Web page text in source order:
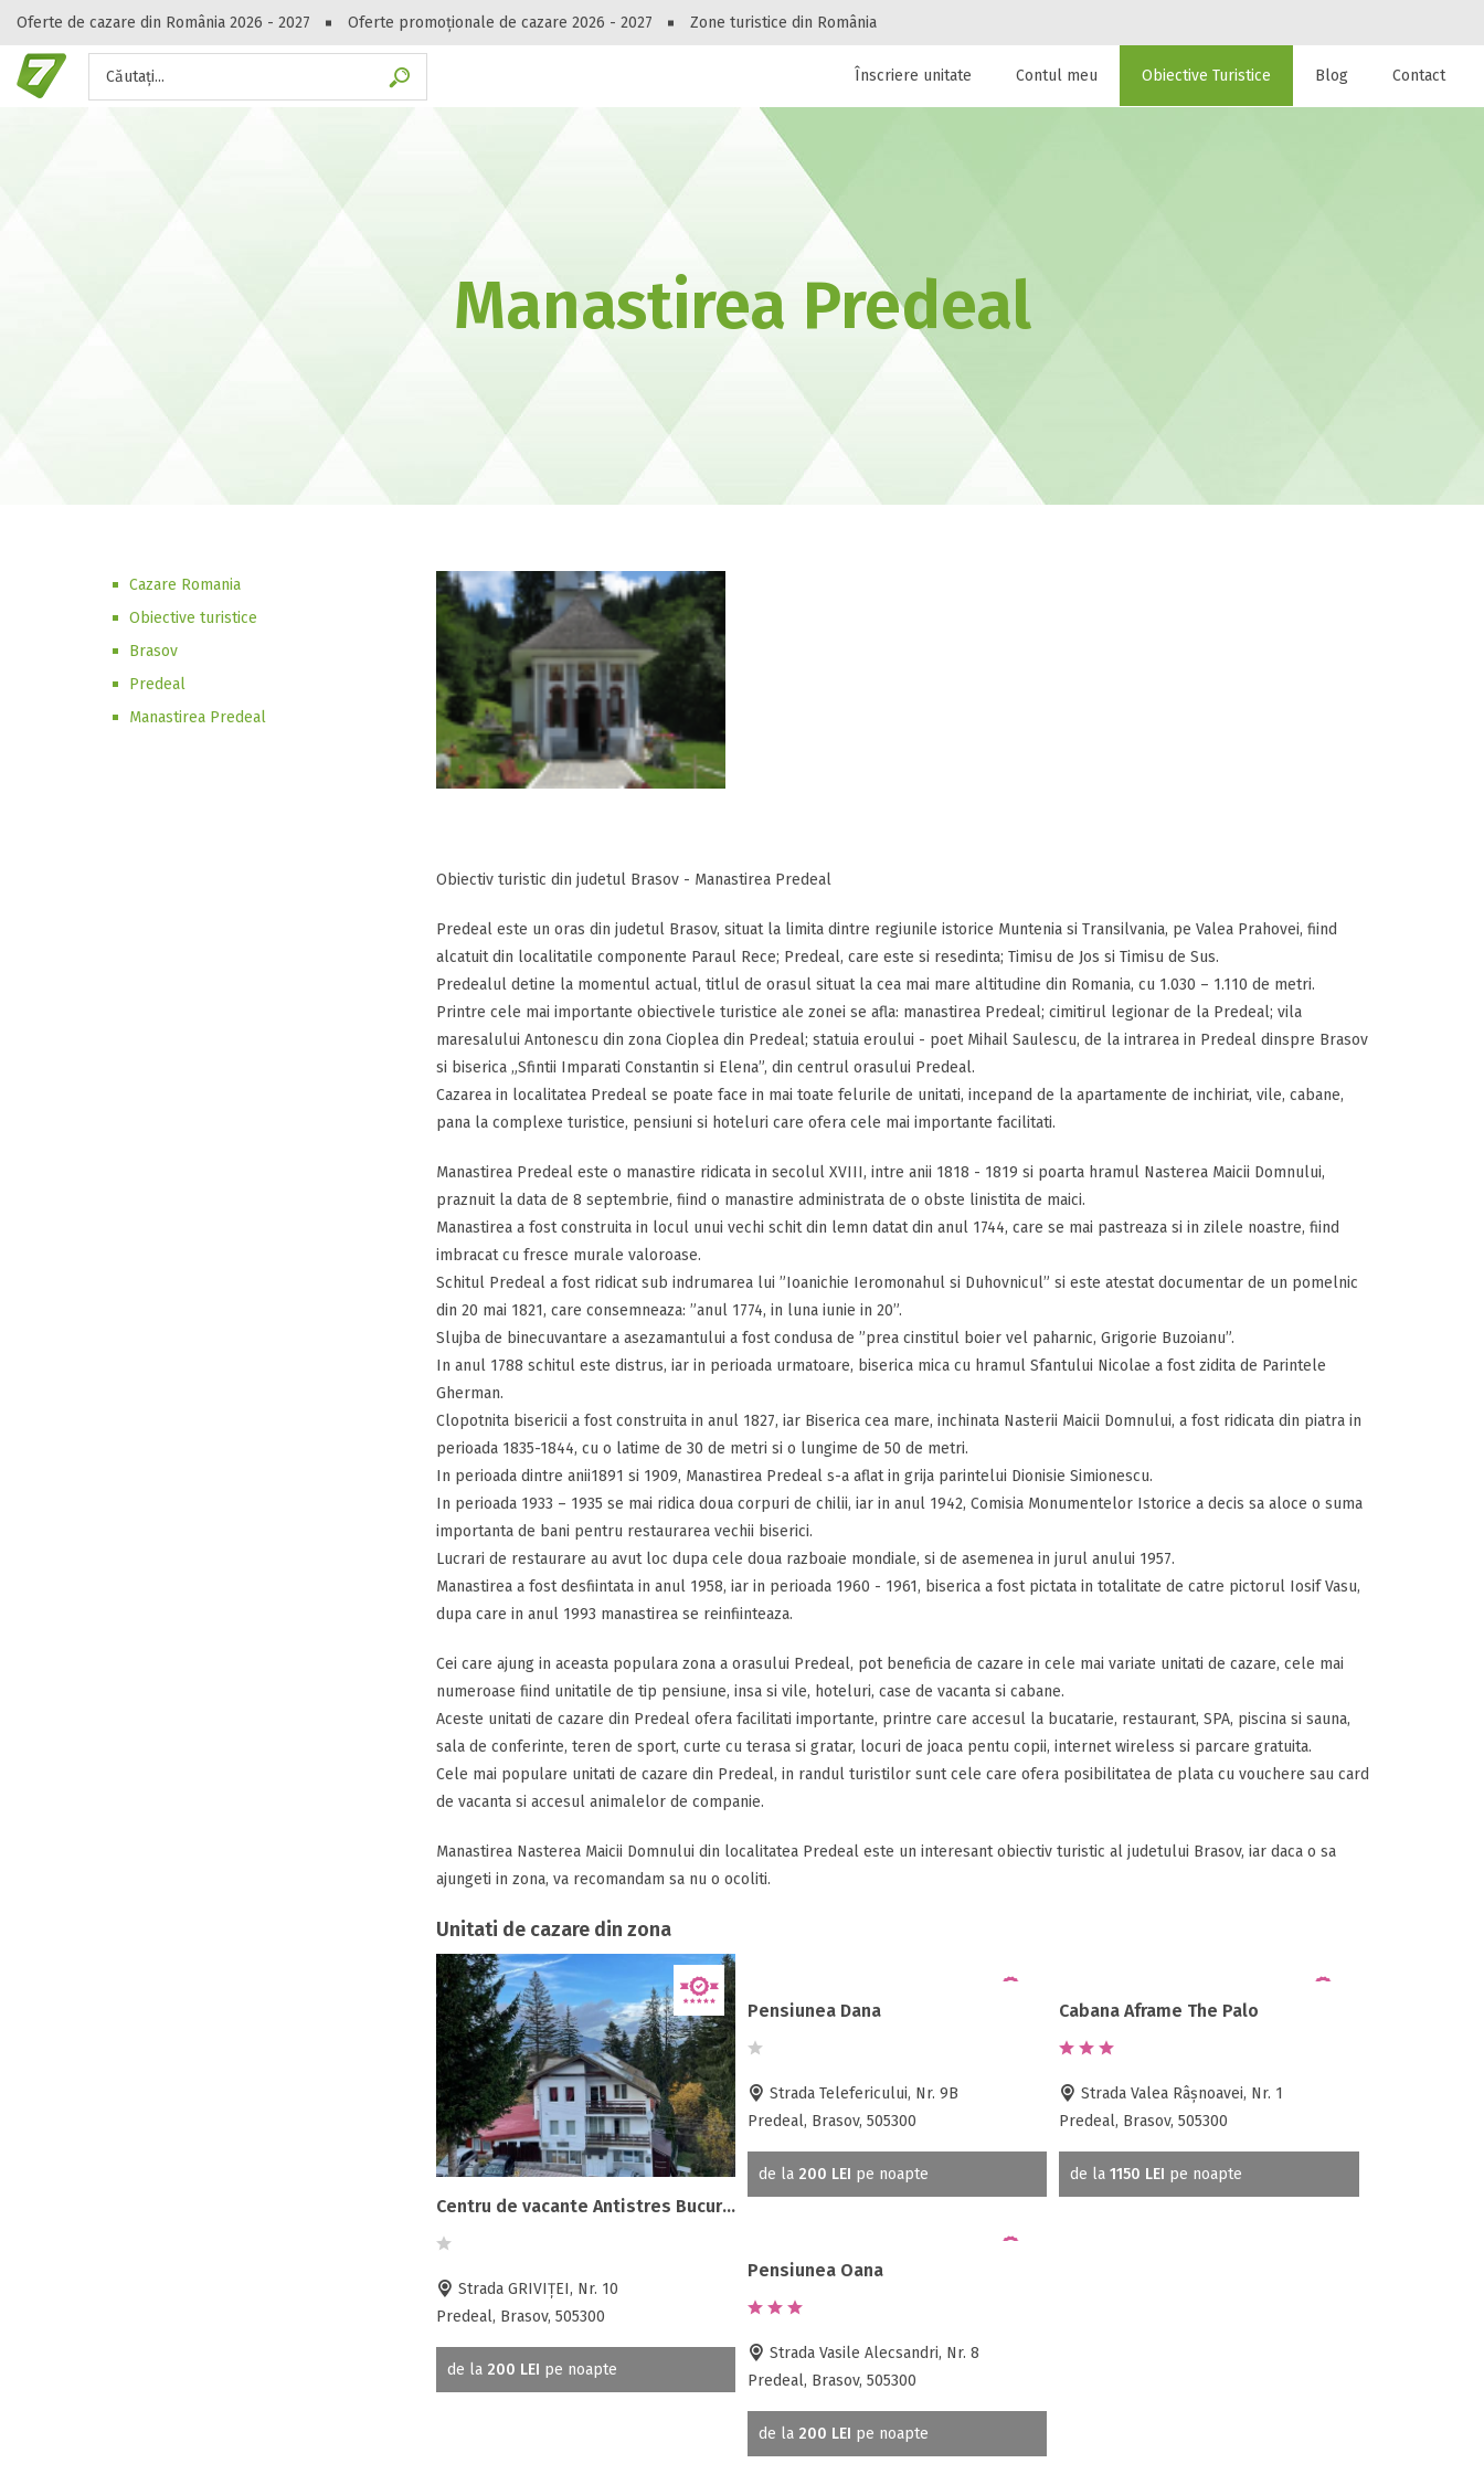
Oferte de cazare din România 2026 - 2027 Oferte promoționale de cazare 2026 - 2027 Zone turistice din România
Căutați...
Peste 10549 oferte de cazare!
Gasești hoteluri, pensiuni, vile, apartamente sau alte unitați de cazare la
cel mai bun preț.
Înscriere unitate Contul meu Obiective Turistice Blog Contact
Manastirea Predeal
Cazare Romania
Obiective turistice
Brasov
Predeal
Manastirea Predeal
Obiectiv turistic din judetul Brasov - Manastirea Predeal
Predeal este un oras din judetul Brasov, situat la limita dintre regiunile istorice Muntenia si Transilvania, pe Valea Prahovei, fiind
alcatuit din localitatile componente Paraul Rece; Predeal, care este si resedinta; Timisu de Jos si Timisu de Sus.
Predealul detine la momentul actual, titlul de orasul situat la cea mai mare altitudine din Romania, cu 1.030 – 1.110 de metri.
Printre cele mai importante obiectivele turistice ale zonei se afla: manastirea Predeal; cimitirul legionar de la Predeal; vila
maresalului Antonescu din zona Cioplea din Predeal; statuia eroului - poet Mihail Saulescu, de la intrarea in Predeal dinspre Brasov
si biserica „Sfintii Imparati Constantin si Elena”, din centrul orasului Predeal.
Cazarea in localitatea Predeal se poate face in mai toate felurile de unitati, incepand de la apartamente de inchiriat, vile, cabane,
pana la complexe turistice, pensiuni si hoteluri care ofera cele mai importante facilitati.
Manastirea Predeal este o manastire ridicata in secolul XVIII, intre anii 1818 - 1819 si poarta hramul Nasterea Maicii Domnului,
praznuit la data de 8 septembrie, fiind o manastire administrata de o obste linistita de maici.
Manastirea a fost construita in locul unui vechi schit din lemn datat din anul 1744, care se mai pastreaza si in zilele noastre, fiind
imbracat cu fresce murale valoroase.
Schitul Predeal a fost ridicat sub indrumarea lui ”Ioanichie Ieromonahul si Duhovnicul” si este atestat documentar de un pomelnic
din 20 mai 1821, care consemneaza: ”anul 1774, in luna iunie in 20”.
Slujba de binecuvantare a asezamantului a fost condusa de ”prea cinstitul boier vel paharnic, Grigorie Buzoianu”.
In anul 1788 schitul este distrus, iar in perioada urmatoare, biserica mica cu hramul Sfantului Nicolae a fost zidita de Parintele
Gherman.
Clopotnita bisericii a fost construita in anul 1827, iar Biserica cea mare, inchinata Nasterii Maicii Domnului, a fost ridicata din piatra in
perioada 1835-1844, cu o latime de 30 de metri si o lungime de 50 de metri.
In perioada dintre anii1891 si 1909, Manastirea Predeal s-a aflat in grija parintelui Dionisie Simionescu.
In perioada 1933 – 1935 se mai ridica doua corpuri de chilii, iar in anul 1942, Comisia Monumentelor Istorice a decis sa aloce o suma
importanta de bani pentru restaurarea vechii biserici.
Lucrari de restaurare au avut loc dupa cele doua razboaie mondiale, si de asemenea in jurul anului 1957.
Manastirea a fost desfiintata in anul 1958, iar in perioada 1960 - 1961, biserica a fost pictata in totalitate de catre pictorul Iosif Vasu,
dupa care in anul 1993 manastirea se reinfiinteaza.
Cei care ajung in aceasta populara zona a orasului Predeal, pot beneficia de cazare in cele mai variate unitati de cazare, cele mai
numeroase fiind unitatile de tip pensiune, insa si vile, hoteluri, case de vacanta si cabane.
Aceste unitati de cazare din Predeal ofera facilitati importante, printre care accesul la bucatarie, restaurant, SPA, piscina si sauna,
sala de conferinte, teren de sport, curte cu terasa si gratar, locuri de joaca pentu copii, internet wireless si parcare gratuita.
Cele mai populare unitati de cazare din Predeal, in randul turistilor sunt cele care ofera posibilitatea de plata cu vouchere sau card
de vacanta si accesul animalelor de companie.
Manastirea Nasterea Maicii Domnului din localitatea Predeal este un interesant obiectiv turistic al judetului Brasov, iar daca o sa
ajungeti in zona, va recomandam sa nu o ocoliti.
Unitati de cazare din zona
Centru de vacante Antistres Bucuria
Strada GRIVIŢEI, Nr. 10
Predeal, Brasov, 505300
de la 200 LEI pe noapte
Pensiunea Dana
Strada Telefericului, Nr. 9B
Predeal, Brasov, 505300
de la 200 LEI pe noapte
Cabana Aframe The Palo
Strada Valea Râșnoavei, Nr. 1
Predeal, Brasov, 505300
de la1150 LEI pe noapte
Pensiunea Oana
Strada Vasile Alecsandri, Nr. 8
Predeal, Brasov, 505300
de la 200 LEI pe noapte